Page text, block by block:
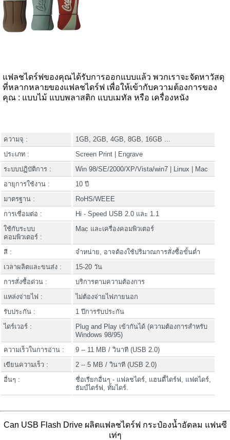
แฟลชไดร์ฟของคุณได้รับการออกแบบแล้ว พวกเราจะจัดหาวัสดุ
ที่หลากหลายของแฟลชไดร์ฟ เพื่อให้เข้ากับความต้องการของ
คุณ : แบบไม้ แบบพลาสติก แบบเมทัล หรือ เครื่องหนัง
ความจุ :
1GB, 2GB, 4GB, 8GB, 16GB ...
ประเภท :
Screen Print | Engrave
ระบบปฏิบัติการ :
Win 98/SE/2000/XP/Vista/win7 | Linux | Mac
อายุการใช้งาน :
10 ปี
มาตรฐาน :
RoHS/WEEE
การเชื่อมต่อ :
Hi - Speed USB 2.0 และ 1.1
ใช้กับระบบ
คอมพิวเตอร์ :
Mac และเครื่องคอมพิวเตอร์
สี :
จำหน่าย, อาจต้องใช้ปริมาณการสั่งซื้อขั้นต่ำ
เวลาผลิตและขนส่ง :
15-20 วัน
การสั่งซื้อด่วน :
บริการตามความต้องการ
แหล่งจ่ายไฟ :
ไม่ต้องจ่ายไฟภายนอก
รับประกัน :
1 ปีการรับประกัน
ไดร์เวอร์ :
Plug and Play เข้ากันได้ (ความต้องการสำหรับ
Windows 98/95)
ความเร็วในการอ่าน :
9 -- 11 MB / วินาที (USB 2.0)
เขียนความเร็ว :
2 -- 5 MB / วินาที (USB 2.0)
อื่นๆ :
ชื่อเรียกอื่นๆ - แฟลชไดร์, แฮนดี้ไดร์ฟ, แฟตไดร์,
ธัมป์ไดร์ฟ, ทั้มไดร์.
Can USB Flash Drive ผลิตแฟลชไดร์ฟ กระป๋องน้ำอัดลม แฟนซี
เท่ๆ